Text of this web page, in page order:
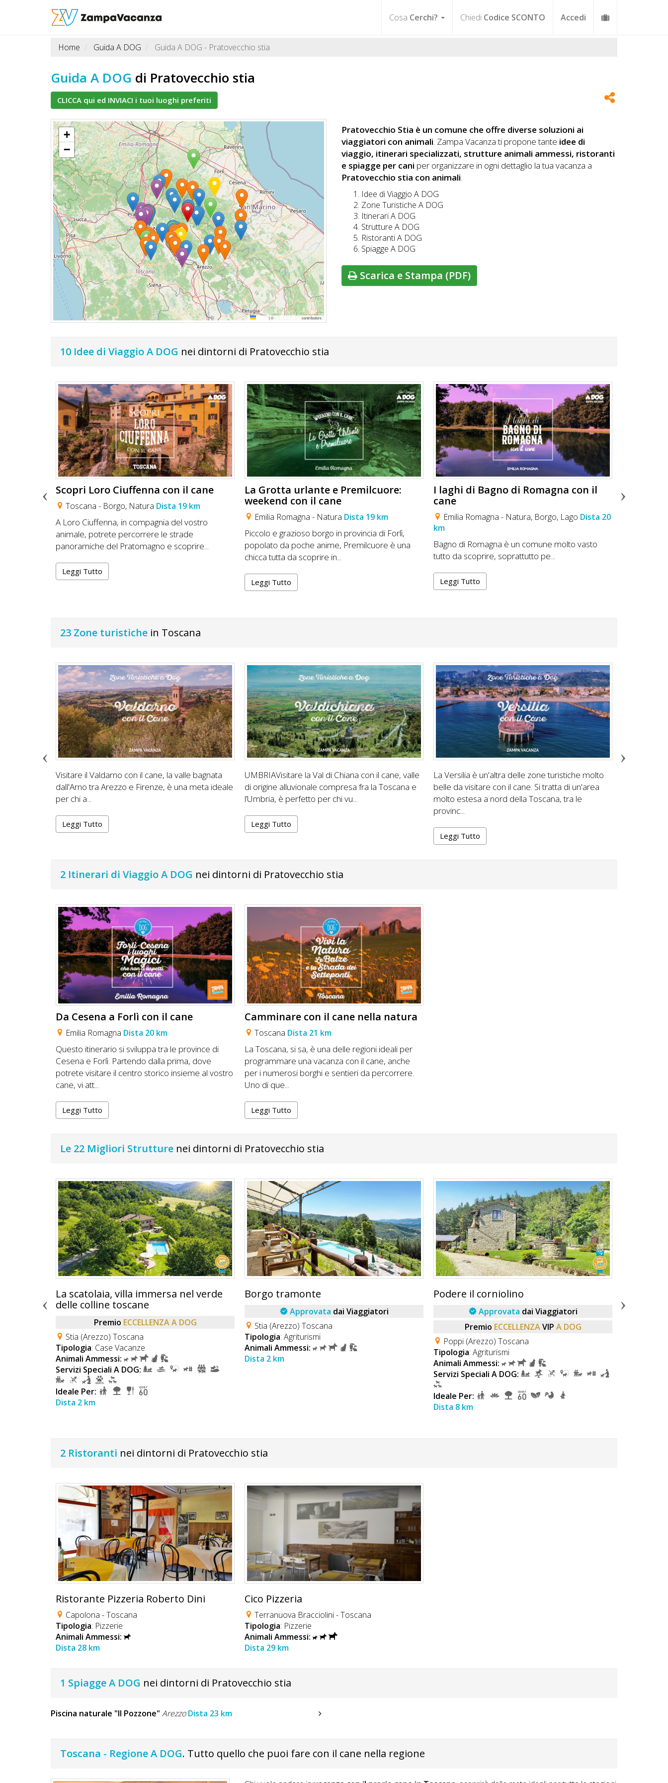
Cosa Cerchi? Chiedi Codice SCONTO Accedi
STRUTTURE
LUOGHI
OFFERTE
SCONTO
Tutorial
Lavora
Inserisci
Attività
Home Guida A DOG Guida A DOG - Pratovecchio stia
Guida A DOG di Pratovecchio stia
CLICCA qui ed INVIACI i tuoi luoghi preferiti
+
−
Leaflet|© contributors
Pratovecchio Stia è un comune che offre diverse soluzioni ai
viaggiatori con animali . Zampa Vacanza ti propone tante idee di
viaggio, itinerari specializzati, strutture animali ammessi, ristoranti
e spiagge per cani per organizzare in ogni dettaglio la tua vacanza a
Pratovecchio stia con animali
Idee di Viaggio A DOG
Zone Turistiche A DOG
Itinerari A DOG
Strutture A DOG
Ristoranti A DOG
Spiagge A DOG
Scarica e Stampa (PDF)
10 Idee di Viaggio A DOG nei dintorni di Pratovecchio stia
Scopri Loro Ciuffenna con il cane
Toscana - Borgo, Natura Dista 19 km
A Loro Ciuffenna, in compagnia del vostro
animale, potrete percorrere le strade
panoramiche del Pratomagno e scoprire...
Leggi Tutto
La Grotta urlante e Premilcuore:
weekend con il cane
Emilia Romagna - Natura Dista 19 km
Piccolo e grazioso borgo in provincia di Forlì,
popolato da poche anime, Premilcuore è una
chicca tutta da scoprire in...
Leggi Tutto
I laghi di Bagno di Romagna con il
cane
Emilia Romagna - Natura, Borgo, Lago Dista 20
km
Bagno di Romagna è un comune molto vasto
tutto da scoprire, soprattutto pe...
Leggi Tutto
cane
23 Zone turistiche in Toscana
Visitare il Valdarno con il cane, la valle bagnata
dall'Arno tra Arezzo e Firenze, è una meta ideale
per chi a...
Leggi Tutto
UMBRIAVisitare la Val di Chiana con il cane, valle
di origine alluvionale compresa fra la Toscana e
l’Umbria, è perfetto per chi vu...
Leggi Tutto
La Versilia è un'altra delle zone turistiche molto
belle da visitare con il cane. Si tratta di un'area
molto estesa a nord della Toscana, tra le
provinc...
Leggi Tutto
2 Itinerari di Viaggio A DOG nei dintorni di Pratovecchio stia
Da Cesena a Forlì con il cane
Emilia Romagna Dista 20 km
Questo itinerario si sviluppa tra le province di
Cesena e Forlì. Partendo dalla prima, dove
potrete visitare il centro storico insieme al vostro
cane, vi att...
Leggi Tutto
Camminare con il cane nella natura
Toscana Dista 21 km
La Toscana, si sa, è una delle regioni ideali per
programmare una vacanza con il cane, anche
per i numerosi borghi e sentieri da percorrere.
Uno di que...
Leggi Tutto
Le 22 Migliori Strutture nei dintorni di Pratovecchio stia
La scatolaia, villa immersa nel verde
delle colline toscane
Premio ECCELLENZA A DOG
Stia (Arezzo) Toscana
Tipologia: Case Vacanze
Animali Ammessi:
Servizi Speciali A DOG:
Ideale Per:
Dista 2 km
Borgo tramonte
Approvata dai Viaggiatori
Stia (Arezzo) Toscana
Tipologia: Agriturismi
Animali Ammessi:
Dista 2 km
Podere il corniolino
Approvata dai Viaggiatori
Premio ECCELLENZA VIP A DOG
Poppi (Arezzo) Toscana
Tipologia: Agriturismi
Animali Ammessi:
Servizi Speciali A DOG:
Ideale Per:
Dista 8 km
centro
2 Ristoranti nei dintorni di Pratovecchio stia
Ristorante Pizzeria Roberto Dini
Capolona - Toscana
Tipologia: Pizzerie
Animali Ammessi:
Dista 28 km
Cico Pizzeria
Terranuova Bracciolini - Toscana
Tipologia: Pizzerie
Animali Ammessi:
Dista 29 km
1 Spiagge A DOG nei dintorni di Pratovecchio stia
Piscina naturale "Il Pozzone" Arezzo Dista 23 km
Toscana - Regione A DOG. Tutto quello che puoi fare con il cane nella regione